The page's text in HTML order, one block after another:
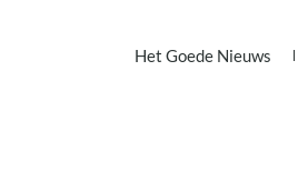
Het Goede Nieuws